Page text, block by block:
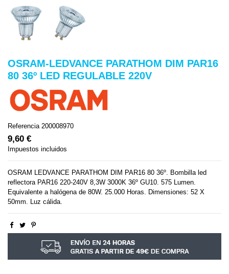
OSRAM-LEDVANCE PARATHOM DIM PAR16
80 36º LED REGULABLE 220V
Referencia 200008970
9,60 €
Impuestos incluidos
OSRAM LEDVANCE PARATHOM DIM PAR16 80 36º. Bombilla led
reflectora PAR16 220-240V 8,3W 3000K 36º GU10. 575 Lumen.
Equivalente a halógena de 80W. 25.000 Horas. Dimensiones: 52 X
50mm. Luz cálida.